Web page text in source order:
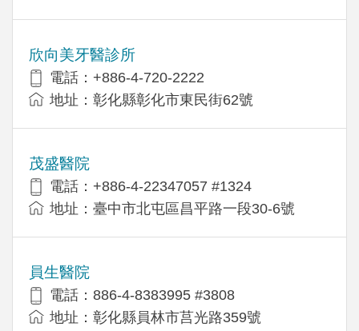
欣向美牙醫診所
電話：+886-4-720-2222
地址：彰化縣彰化市東民街62號
茂盛醫院
電話：+886-4-22347057 #1324
地址：臺中市北屯區昌平路一段30-6號
員生醫院
電話：886-4-8383995 #3808
地址：彰化縣員林市莒光路359號